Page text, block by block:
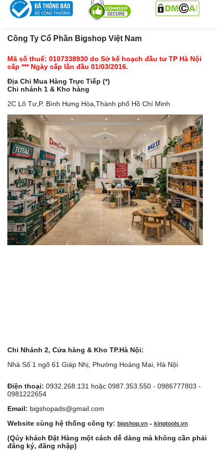
Công Ty Cổ Phần Bigshop Việt Nam
Mã số thuế: 0107338930 do Sở kế hoạch đầu tư TP Hà Nội
cấp *** Ngày cấp lần đầu 01/03/2016.
Địa Chỉ Mua Hàng Trực Tiếp (*)
Chi nhánh 1 & Kho hàng
2C Lô Tư,P. Bình Hưng Hòa,Thành phố Hồ Chí Minh
Chi Nhánh 2, Cửa hàng & Kho TP.Hà Nội:
Nhà Số 1 ngõ 61 Giáp Nhị, Phường Hoàng Mai, Hà Nội
Điện thoại: 0932.268.131 hoặc 0987.353.550 - 0986777803 -
0981222654
Email: bigshopads@gmail.com
Website cùng hệ thống công ty: bigshop.vn - kingtools.vn
(Qúy khách Đặt Hàng một cách dễ dàng mà không cần phải
đăng ký, đăng nhập)